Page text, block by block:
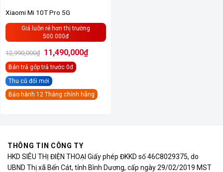
HẾT HÀNG
Xiaomi Mi 10T Pro 5G
Giá luôn rẻ hơn thị trường
500.000đ
12,990,000₫ Giá
gốc
là:
12,990,000₫.
11,490,000₫Giá
hiện
Bán trả góptrả trước 0đ
Thu cũ đổi mới
Bảo hành 12 Tháng chính hãng
THÔNG TIN CÔNG TY
HKD SIÊU THỊ ĐIỆN THOẠI Giấy phép ĐKKD số 46C8029375, do
UBND Thị xã Bến Cát, tỉnh Bình Dương, cấp ngày 29/02/2019 MST